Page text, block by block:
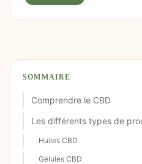
SOMMAIRE
Comprendre le CBD
Les différents types de
Huiles CBD
Gélules CBD